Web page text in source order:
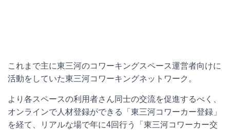
これまで主に東三河のコワーキングスペース運営者向けに
活動をしていた東三河コワーキングネットワーク。
より各スペースの利用者さん同士の交流を促進するべく、
オンラインで人材登録ができる「東三河コワーカー登録」
を経て、リアルな場で年に4回行う「東三河コワーカー交